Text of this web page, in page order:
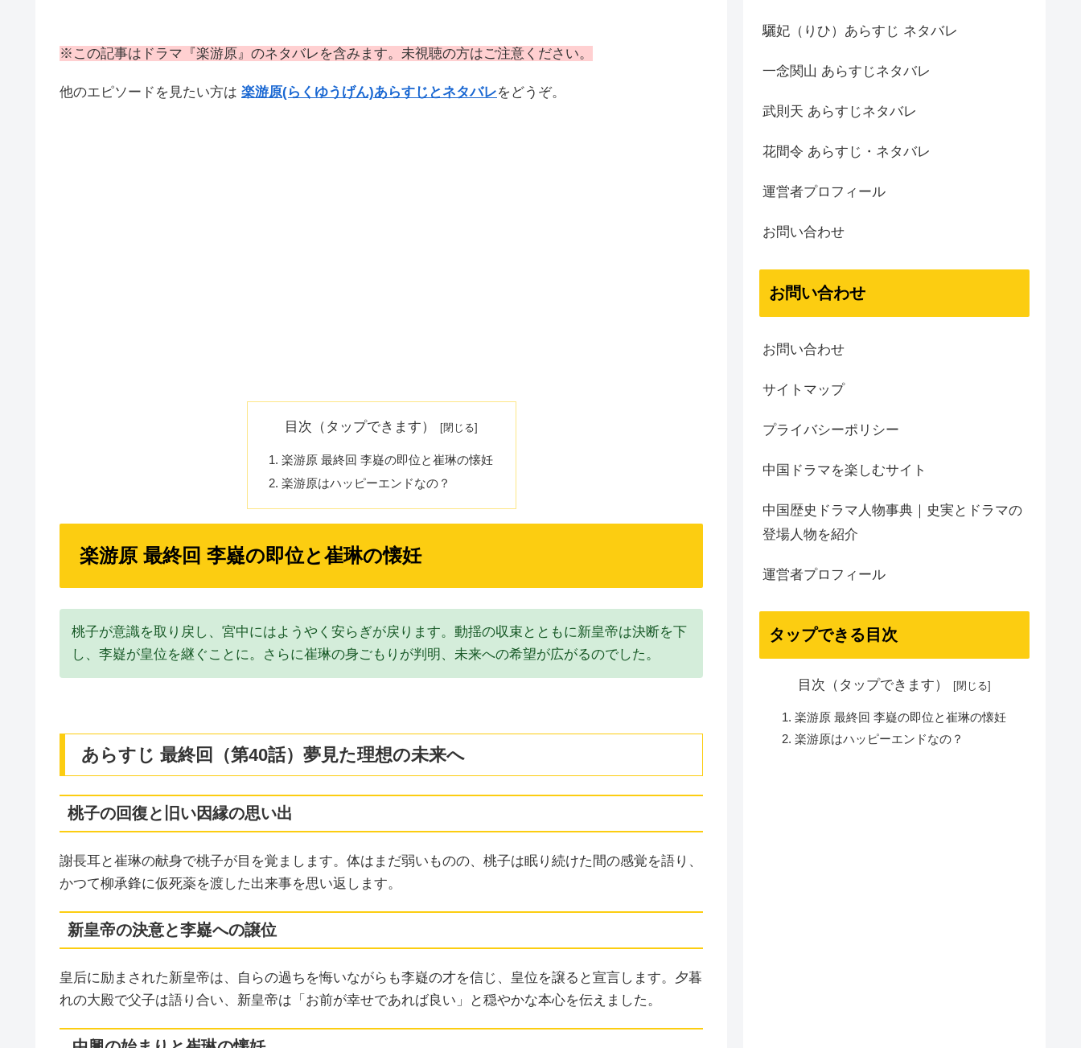
※この記事はドラマ『楽游原』のネタバレを含みます。未視聴の方はご注意ください。
他のエピソードを見たい方は 楽游原(らくゆうげん)あらすじとネタバレをどうぞ。
目次（タップできます）
楽游原 最終回 李嶷の即位と崔琳の懐妊
楽游原はハッピーエンドなの？
楽游原 最終回 李嶷の即位と崔琳の懐妊
桃子が意識を取り戻し、宮中にはようやく安らぎが戻ります。動揺の収束とともに新皇帝は決断を下
し、李嶷が皇位を継ぐことに。さらに崔琳の身ごもりが判明、未来への希望が広がるのでした。
あらすじ 最終回（第40話）夢見た理想の未来へ
桃子の回復と旧い因縁の思い出
謝長耳と崔琳の献身で桃子が目を覚まします。体はまだ弱いものの、桃子は眠り続けた間の感覚を語り、
かつて柳承鋒に仮死薬を渡した出来事を思い返します。
新皇帝の決意と李嶷への譲位
皇后に励まされた新皇帝は、自らの過ちを悔いながらも李嶷の才を信じ、皇位を譲ると宣言します。夕暮
れの大殿で父子は語り合い、新皇帝は「お前が幸せであれば良い」と穏やかな本心を伝えました。
驪妃（りひ）あらすじ ネタバレ
一念関山 あらすじネタバレ
武則天 あらすじネタバレ
花間令 あらすじ・ネタバレ
運営者プロフィール
お問い合わせ
お問い合わせ
お問い合わせ
サイトマップ
プライバシーポリシー
中国ドラマを楽しむサイト
中国歴史ドラマ人物事典｜史実とドラマの
登場人物を紹介
運営者プロフィール
タップできる目次
目次（タップできます）
楽游原 最終回 李嶷の即位と崔琳の懐妊
楽游原はハッピーエンドなの？